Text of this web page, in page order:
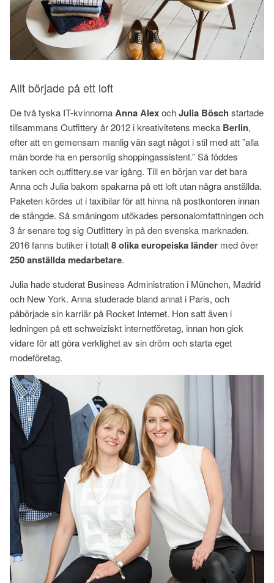
Allt började på ett loft
De två tyska IT-kvinnornaAnna AlexochJulia Bösch startade
tillsammans Outfittery år 2012 i kreativitetens mecka Berlin,
efter att en gemensam manlig vän sagt något i stil med att ”alla
män borde ha en personlig shoppingassistent.” Så föddes
tanken och outfittery.se var igång. Till en början var det bara
Anna och Julia bakom spakarna på ett loft utan några anställda.
Paketen kördes ut i taxibilar för att hinna nå postkontoren innan
de stängde. Så småningom utökades personalomfattningen och
3 år senare tog sig Outfittery in på den svenska marknaden.
2016 fanns butiker i totalt8 olika europeiska länder med över
250 anställda medarbetare.
Julia hade studerat Business Administration i München, Madrid
och New York. Anna studerade bland annat i Paris, och
påbörjade sin karriär på Rocket Internet. Hon satt även i
ledningen på ett schweiziskt internetföretag, innan hon gick
vidare för att göra verklighet av sin dröm och starta eget
modeföretag.